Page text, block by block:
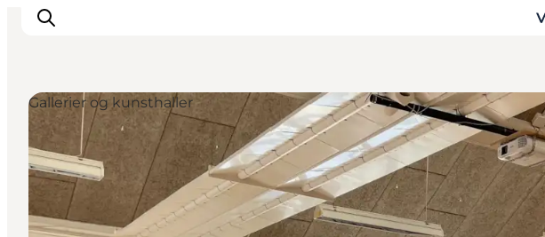
Inspiration
Destinationer
Oplevelser
Overnatning
Gallerier og kunsthaller